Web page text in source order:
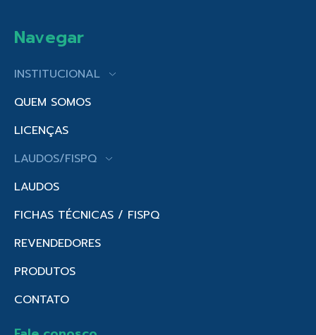
Navegar
INSTITUCIONAL
QUEM SOMOS
LICENÇAS
LAUDOS/FISPQ
LAUDOS
FICHAS TÉCNICAS / FISPQ
REVENDEDORES
PRODUTOS
CONTATO